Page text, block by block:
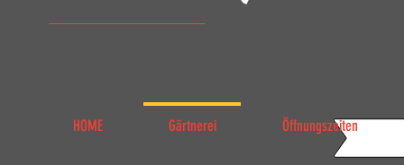
HOME Gärtnerei Öffnungszeiten